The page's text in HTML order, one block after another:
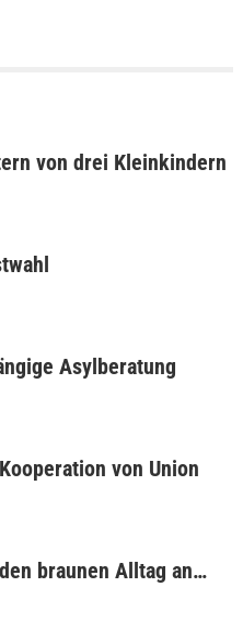
von drei Kleinkindern
Asylberatung
von Union
braunen Alltag an…